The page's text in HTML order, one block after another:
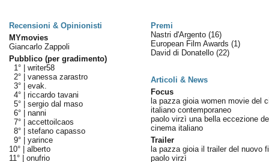
Recensioni & Opinionisti
Premi
MYmovies
Giancarlo Zappoli
Pubblico (per gradimento)
1° | writer58
2° | vanessa zarastro
3° | evak.
4° | riccardo tavani
5° | sergio dal maso
6° | nanni
7° | accettoilcaos
8° | stefano capasso
9° | yarince
10° | alberto
11° | onufrio
Nastri d'Argento (16)
European Film Awards (1)
David di Donatello (22)
Articoli & News
Focus
la pazza gioia women movie del
italiano contemporaneo
paolo virzì una bella eccezione
cinema italiano
Trailer
la pazza gioia il trailer del nuovo
paolo virzì